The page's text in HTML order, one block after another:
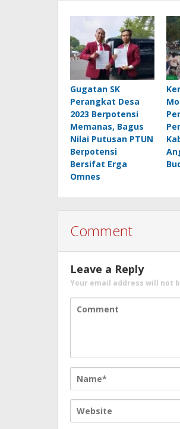
Gugatan SK
Perangkat Desa
2023 Berpotensi
Memanas, Bagus
Nilai Putusan PTUN
Berpotensi
Bersifat Erga
Omnes
Comment
Leave a Reply
Your email address will not